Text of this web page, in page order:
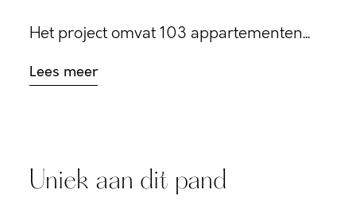
Het project omvat 103 appartementen...
Lees meer
Uniek aan dit pand